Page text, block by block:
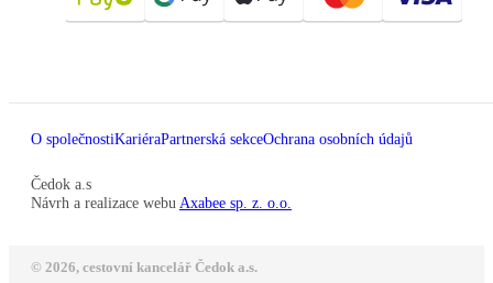
O společnostiKariéraPartnerská sekceOchrana osobních údajů
Čedok a.s
Návrh a realizace webu Axabee sp. z. o.o.
© 2026, cestovní kancelář Čedok a.s.